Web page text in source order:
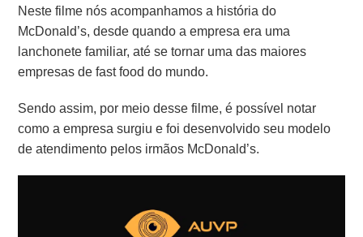
Neste filme nós acompanhamos a história do
McDonald’s, desde quando a empresa era uma
lanchonete familiar, até se tornar uma das maiores
empresas de fast food do mundo.
Sendo assim, por meio desse filme, é possível notar
como a empresa surgiu e foi desenvolvido seu modelo
de atendimento pelos irmãos McDonald’s.